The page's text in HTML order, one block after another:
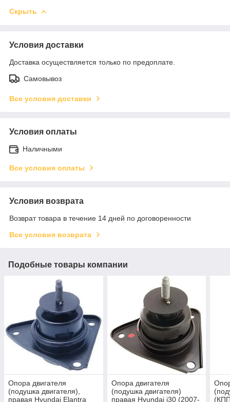
Скрыть
Условия доставки
Доставка осуществляется только по предоплате.
Самовывоз
Все условия доставки
Условия оплаты
Наличными
Все условия оплаты
Условия возврата
Возврат товара в течение 14 дней по договоренности
Все условия возврата
Подобные товары компании
Опора двигателя
(подушка двигателя),
правая Hyundai Elantra
Опора двигателя
(подушка двигателя)
правая Hyundai i30 (2007-